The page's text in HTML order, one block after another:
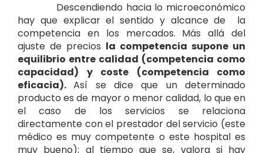
Descendiendo hacia lo microeconómico
hay que explicar el sentido y alcance de la
competencia en los mercados. Más allá del
ajuste de precios la competencia supone un
equilibrio entre calidad (competencia como
capacidad) y coste (competencia como
eficacia).Así se dice que un determinado
producto es de mayor o menor calidad, lo que en
el caso de los servicios se relaciona
directamente con el prestador del servicio (este
médico es muy competente o este hospital es
muy bueno); al tiempo que se, valora si hay